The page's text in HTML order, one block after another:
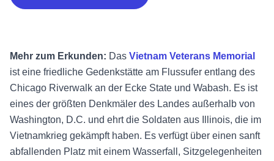
Mehr zum Erkunden: Das Vietnam Veterans Memorial
ist eine friedliche Gedenkstätte am Flussufer entlang des
Chicago Riverwalk an der Ecke State und Wabash. Es ist
eines der größten Denkmäler des Landes außerhalb von
Washington, D.C. und ehrt die Soldaten aus Illinois, die im
Vietnamkrieg gekämpft haben. Es verfügt über einen sanft
abfallenden Platz mit einem Wasserfall, Sitzgelegenheiten